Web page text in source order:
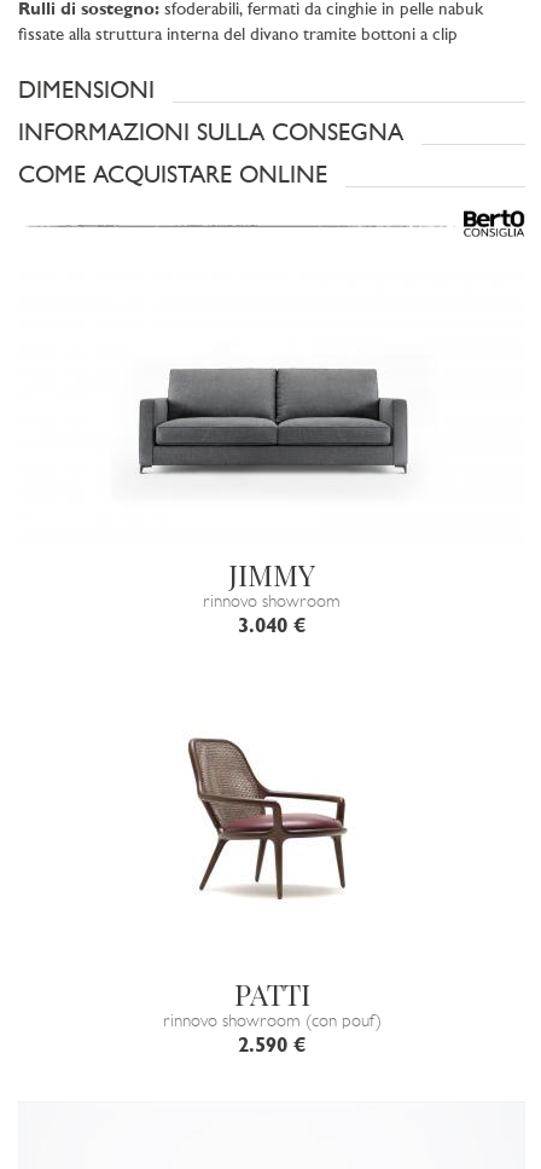
Rulli di sostegno: sfoderabili, fermati da cinghie in pelle nabuk
fissate alla struttura interna del divano tramite bottoni a clip
DIMENSIONI
INFORMAZIONI SULLA CONSEGNA
COME ACQUISTARE ONLINE
JIMMY
rinnovo showroom
3.040 €
PATTI
rinnovo showroom (con pouf)
2.590 €